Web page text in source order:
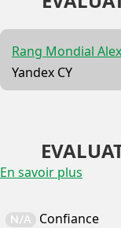
Rang Mondial
Yandex CY
En savoir plus
N/A Confiance